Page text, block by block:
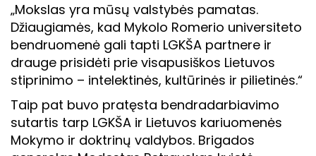
„Mokslas yra mūsų valstybės pamatas.
Džiaugiamės, kad Mykolo Romerio universiteto
bendruomenė gali tapti LGKŠA partnere ir
drauge prisidėti prie visapusiškos Lietuvos
stiprinimo – intelektinės, kultūrinės ir pilietinės.“
Taip pat buvo pratęsta bendradarbiavimo
sutartis tarp LGKŠA ir Lietuvos kariuomenės
Mokymo ir doktrinų valdybos. Brigados